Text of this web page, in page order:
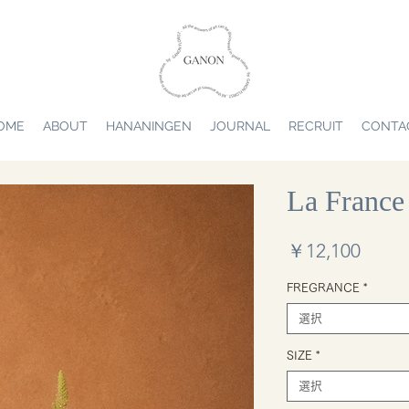
ABOUT HANANINGEN JOURNAL RECRUIT
La
￥12,100価
FREGRANCE *
選択
SIZE *
選択